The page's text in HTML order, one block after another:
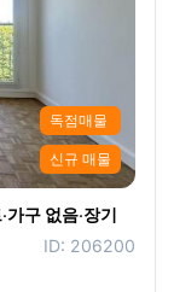
독점매물
신규 매물
구 없음·장기
ID: 206200